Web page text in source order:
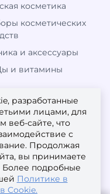
косметика
косметических
и аксессуары
и витамины
разработанные
лицами, для
веб-сайте, что
с
Продолжая
вы принимаете
Более подробные
Политике в
Cookie.